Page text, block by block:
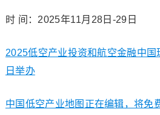
时 间：2025年11月28日-29日
2025低空产业投资和航空金融中
日举办
中国低空产业地图正在编辑，将免